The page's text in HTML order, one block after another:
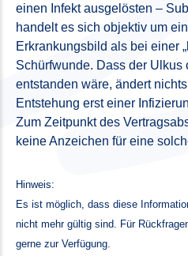
einen Infekt ausgelösten –
handelt es sich objektiv um
Erkrankungsbild als bei einer
Schürfwunde. Dass der
entstanden wäre, ändert
Entstehung erst einer
Zum Zeitpunkt des
keine Anzeichen für eine
Hinweis:
Es ist möglich, dass diese
nicht mehr gültig sind. Für
gerne zur Verfügung.